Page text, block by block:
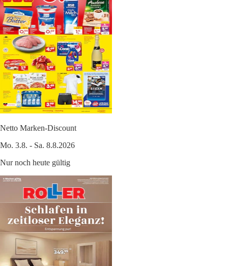
Netto Marken-Discount
Mo. 3.8. - Sa. 8.8.2026
Nur noch heute gültig